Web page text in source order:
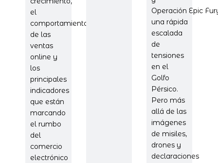
el
comportamiento
de las
ventas
online y
los
principales
indicadores
que están
marcando
el rumbo
del
comercio
electrónico
Operación Epic
una rápida
escalada
de
tensiones
en el
Golfo
Pérsico.
Pero más
allá de las
imágenes
de misiles,
drones y
declaraciones